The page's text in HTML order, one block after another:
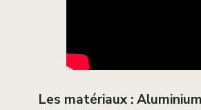
Les matériaux :